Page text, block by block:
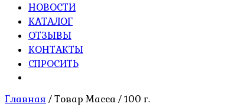
НОВОСТИ
КАТАЛОГ
ОТЗЫВЫ
КОНТАКТЫ
СПРОСИТЬ
Главная / Товар Масса / 100 г.